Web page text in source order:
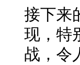
接下来
现，特
战，令